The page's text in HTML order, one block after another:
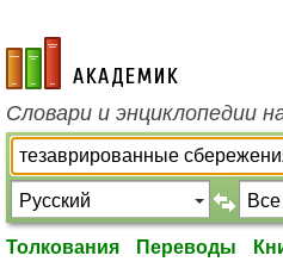
academic.ru
Словари и энциклопедии
Толкования Переводы